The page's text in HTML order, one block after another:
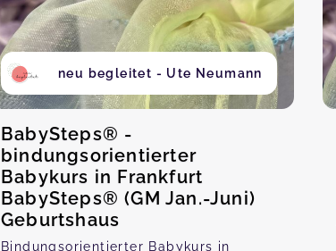
neu begleitet - Ute Neumann
BabySteps® -
bindungsorientierter
Babykurs in Frankfurt
BabySteps® (GM Jan.-Juni)
Geburtshaus
Bindungsorientierter Babykurs in